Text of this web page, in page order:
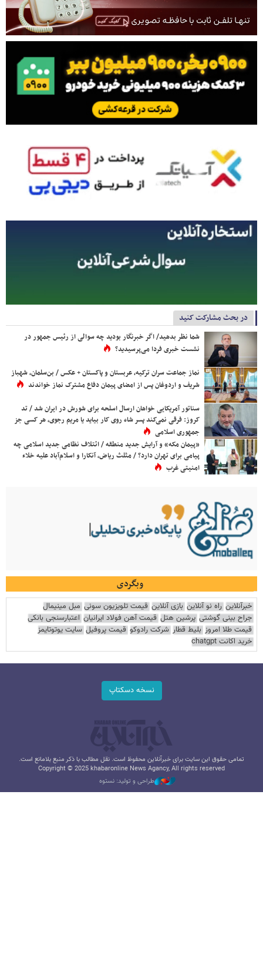
در بحث مشارکت کنید
شما نظر بدهید/ اگر خبرنگار بودید چه سوالی از رئیس جمهور در
نشست خبری فردا می‌پرسیدید؟
نماز جماعت سران ترکیه، عربستان و پاکستان + عکس / بن‌سلمان، شهباز
شریف و اردوغان پس از امضای پیمان دفاع مشترک نماز خواندند
سناتور آمریکایی خواهان ارسال اسلحه برای شورش در ایران شد / تد
کروز: فرقی نمی‌کند پسر شاه روی کار بیاید یا مریم رجوی، هر کسی جز
جمهوری اسلامی
«پیمان مکه» و آرایش جدید منطقه / ائتلاف نظامی جدید اسلامی چه
پیامی برای تهران دارد؟ / مثلث ریاض، آنکارا و اسلام‌آباد علیه خلاء
امنیتی غرب
وبگردی
خبرآنلاین راه نو آنلاین بازی آنلاین قیمت تلویزیون سونی مبل مینیمال
جراح بینی گوشتی پرشین هتل قیمت آهن فولاد ایرانیان اعتبارسنجی بانکی
قیمت طلا امروز بلیط قطار شرکت رادوکو قیمت پروفیل سایت یوتوتایمز
خرید اکانت chatgpt
نسخه دسکتاپ
تمامی حقوق این سایت برای خبرآنلاین محفوظ است. نقل مطالب با ذکر منبع بلامانع است.
Copyright © 2025 khabaronline News Agancy, All rights reserved
طراحی و تولید: نستوه